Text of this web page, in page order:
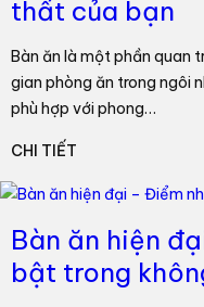
thất của bạn
Bàn ăn là một phần quan
gian phòng ăn trong ngôi
phù hợp với phong…
CHI TIẾT
Bàn ăn hiện
bật trong